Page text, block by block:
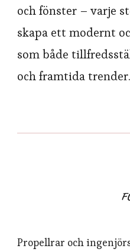
och fönster – varje
skapa ett modernt
som både
och framtida trender.
Propellrar och